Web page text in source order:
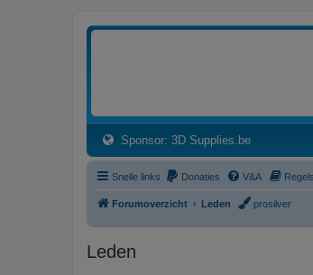
Sponsor: 3D Supplies.be(Opens a
Snelle links Donaties V&A Regels
Forumoverzicht Leden prosilver
Leden